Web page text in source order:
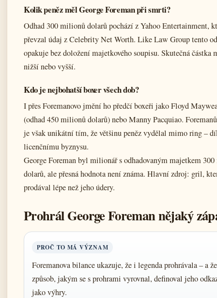
Kolik peněz měl George Foreman při smrti?
Odhad 300 milionů dolarů pochází z Yahoo Entertainment,
převzal údaj z Celebrity Net Worth. Like Law Group tento
opakuje bez doložení majetkového soupisu. Skutečná částka
nižší nebo vyšší.
Kdo je nejbohatší boxer všech dob?
I přes Foremanovo jmění ho předčí boxeři jako Floyd
(odhad 450 milionů dolarů) nebo Manny Pacquiao.
je však unikátní tím, že většinu peněz vydělal mimo ring –
licenčnímu byznysu.
George Foreman byl milionář s odhadovaným majetkem
dolarů, ale přesná hodnota není známa. Hlavní zdroj: gril,
prodával lépe než jeho údery.
Prohrál George Foreman nějaký
PROČ TO MÁ VÝZNAM
Foremanova bilance ukazuje, že i legenda prohrávala – a že
způsob, jakým se s prohrami vyrovnal, definoval jeho
jako výhry.